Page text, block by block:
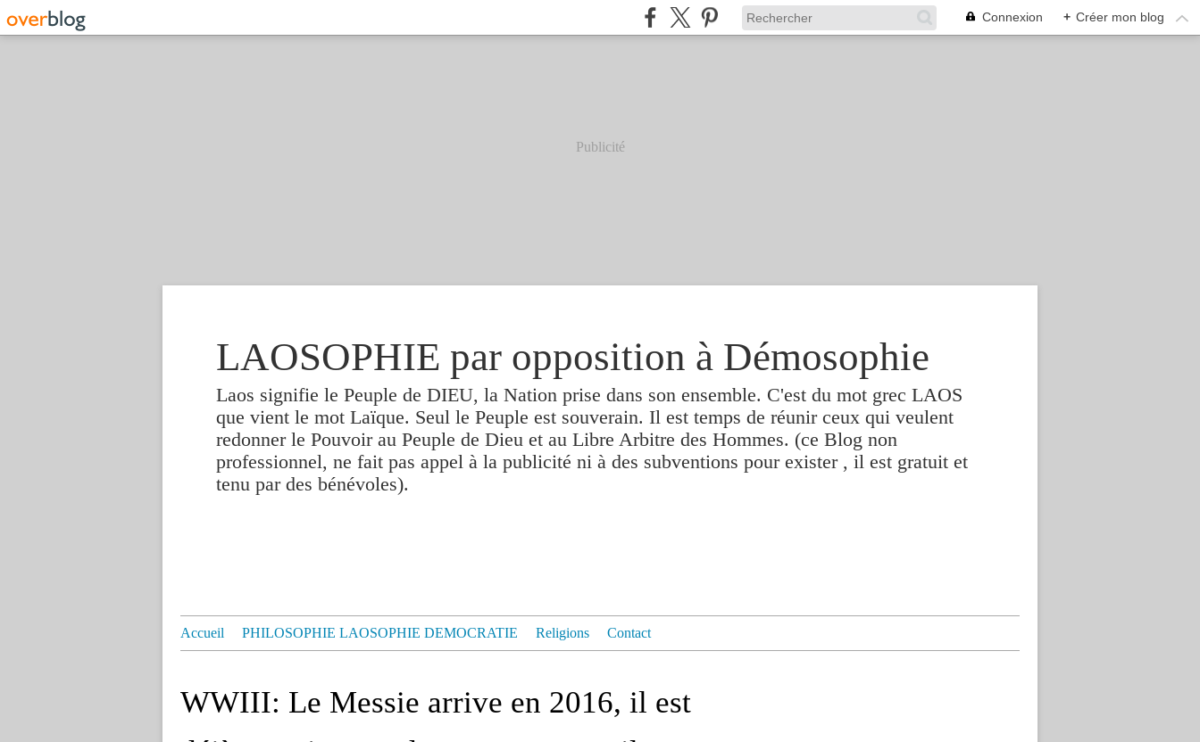
Connexion + Créer mon blog
Publicité
LAOSOPHIE par opposition à Démosophie
Laos signifie le Peuple de DIEU, la Nation prise dans son ensemble. C'est du mot grec LAOS
que vient le mot Laïque. Seul le Peuple est souverain. Il est temps de réunir ceux qui veulent
redonner le Pouvoir au Peuple de Dieu et au Libre Arbitre des Hommes. (ce Blog non
professionnel, ne fait pas appel à la publicité ni à des subventions pour exister , il est gratuit et
tenu par des bénévoles).
Accueil PHILOSOPHIE LAOSOPHIE DEMOCRATIE Religions Contact
WWIII: Le Messie arrive en 2016, il est